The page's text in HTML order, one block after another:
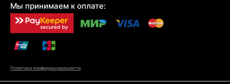
Мы принимаем к оплате:
Политика конфиденциальности